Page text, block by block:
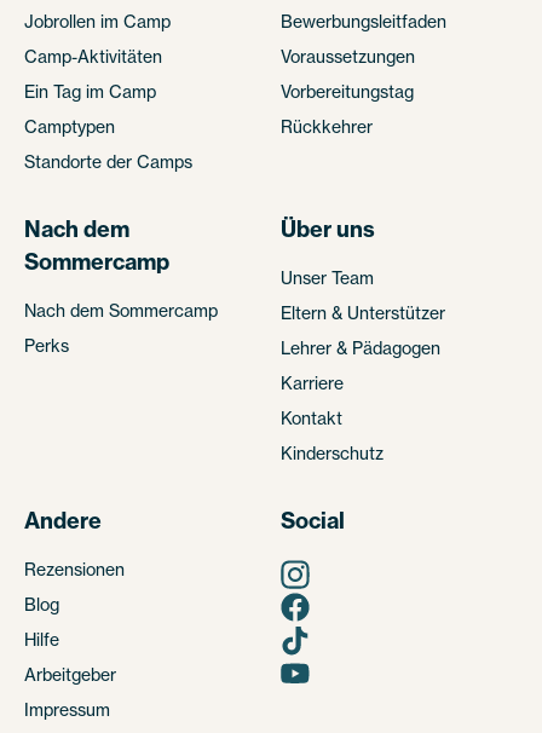
Jobrollen im Camp
Camp-Aktivitäten
Ein Tag im Camp
Camptypen
Standorte der Camps
Bewerbungsleitfaden
Voraussetzungen
Vorbereitungstag
Rückkehrer
Nach dem
Sommercamp
Nach dem Sommercamp
Perks
Über uns
Unser Team
Eltern & Unterstützer
Lehrer & Pädagogen
Karriere
Kontakt
Kinderschutz
Andere
Rezensionen
Blog
Hilfe
Arbeitgeber
Impressum
Social